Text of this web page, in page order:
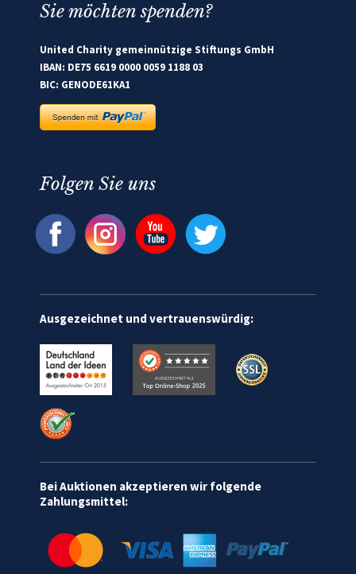
Sie möchten spenden?
United Charity gemeinnützige Stiftungs GmbH
IBAN: DE75 6619 0000 0059 1188 03
BIC: GENODE61KA1
Folgen Sie uns
Ausgezeichnet und vertrauenswürdig:
Bei Auktionen akzeptieren wir folgende
Zahlungsmittel: